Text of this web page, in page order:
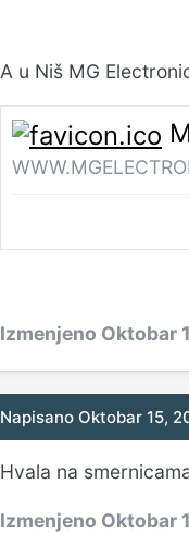
A u Niš MG
Izmenjeno Oktobar
Napisano Oktobar 15,
Hvala na
Izmenjeno Oktobar